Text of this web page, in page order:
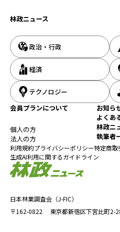
日本林業調査会（J-FIC）
〒162-0822
東京都新宿区下宮比町2-
林政ニュース
政治・行政
経済
テクノロジー
会員プランについて
個人の方
法人の方
お知ら
よくあ
林政ニ
執筆者
利用規約プライバシーポリシー特定商取
生成AI利用に関するガイドライン